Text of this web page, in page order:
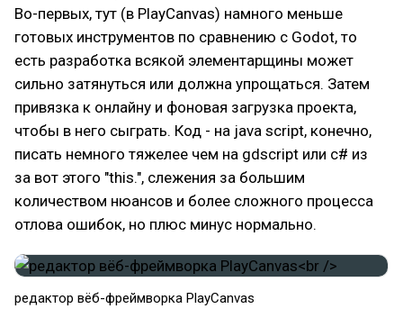
Во-первых, тут (в PlayCanvas) намного меньше
готовых инструментов по сравнению с Godot, то
есть разработка всякой элементарщины может
сильно затянуться или должна упрощаться. Затем
привязка к онлайну и фоновая загрузка проекта,
чтобы в него сыграть. Код - на java script, конечно,
писать немного тяжелее чем на gdscript или c# из
за вот этого "this.", слежения за большим
количеством нюансов и более сложного процесса
отлова ошибок, но плюс минус нормально.
редактор вёб-фреймворка PlayCanvas